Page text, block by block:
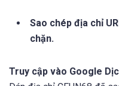
Sao chép địa chỉ
chặn.
Truy cập vào Google